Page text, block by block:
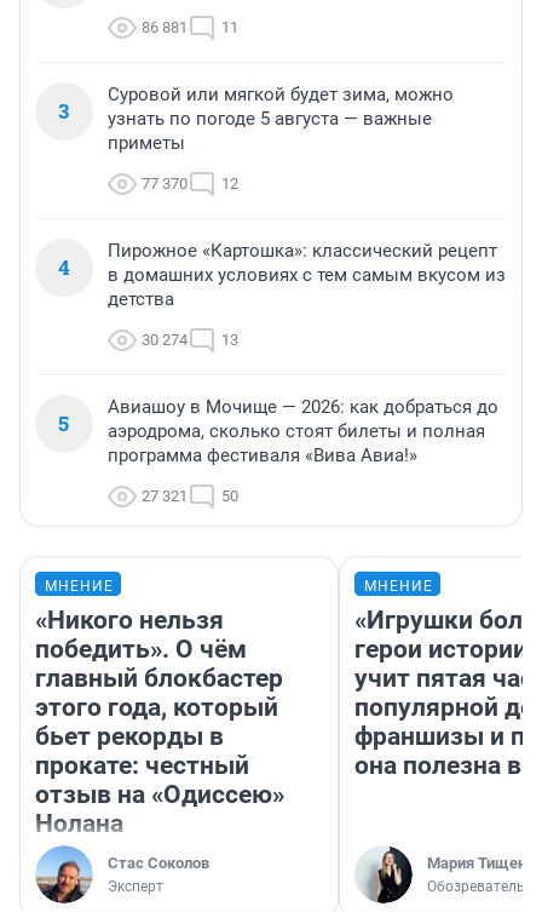
86 881 11
3
Суровой или мягкой будет зима, можно
узнать по погоде 5 августа — важные
приметы
77 370 12
4
Пирожное «Картошка»: классический рецепт
в домашних условиях с тем самым вкусом из
детства
30 274 13
5
Авиашоу в Мочище — 2026: как добраться до
аэродрома, сколько стоят билеты и полная
программа фестиваля «Вива Авиа!»
27 321 50
МНЕНИЕ
«Никого нельзя
победить». О чём
главный блокбастер
этого года, который
бьет рекорды в
прокате: честный
отзыв на «Одиссею»
Нолана
Стас Соколов
Эксперт
МНЕНИЕ
«Игрушки
герои
учит пятая
популярной
франшизы и
она полезна
Мария Тищенко
Обозреватель